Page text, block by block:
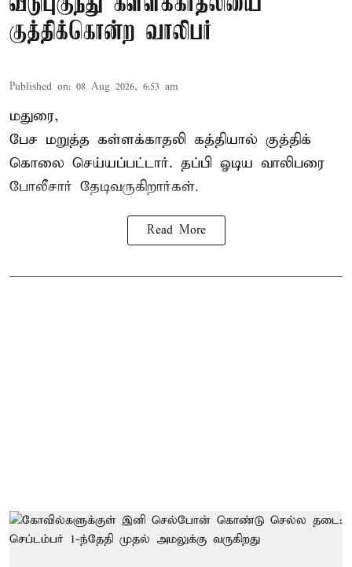
குத்திக்கொன்ற வாலிபர்
Published on: 08 Aug 2026, 6:53 am
மதுரை,
பேச மறுத்த கள்ளக்காதலி கத்தியால் குத்திக்
கொலை செய்யப்பட்டார். தப்பி ஓடிய வாலிபரை
போலீசார் தேடிவருகிறார்கள்.
Read More